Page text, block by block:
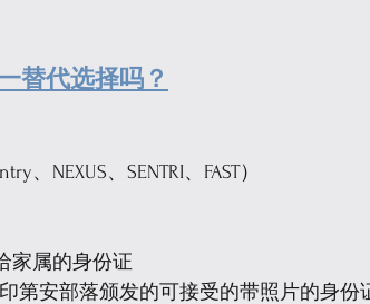
替代选择吗？
、NEXUS、SENTRI、FAST）
家属的身份证
第安部落颁发的可接受的带照片的身份